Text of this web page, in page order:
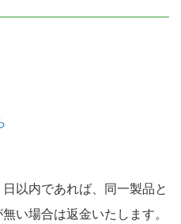
以内であれば、同一製品と
い場合は返金いたします。